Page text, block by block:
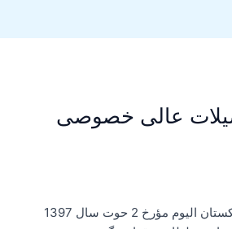
عالی خصوصی
2 حوت سال 1397